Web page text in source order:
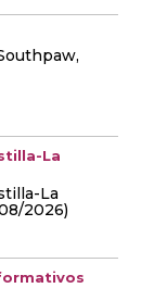
La
La
2026)